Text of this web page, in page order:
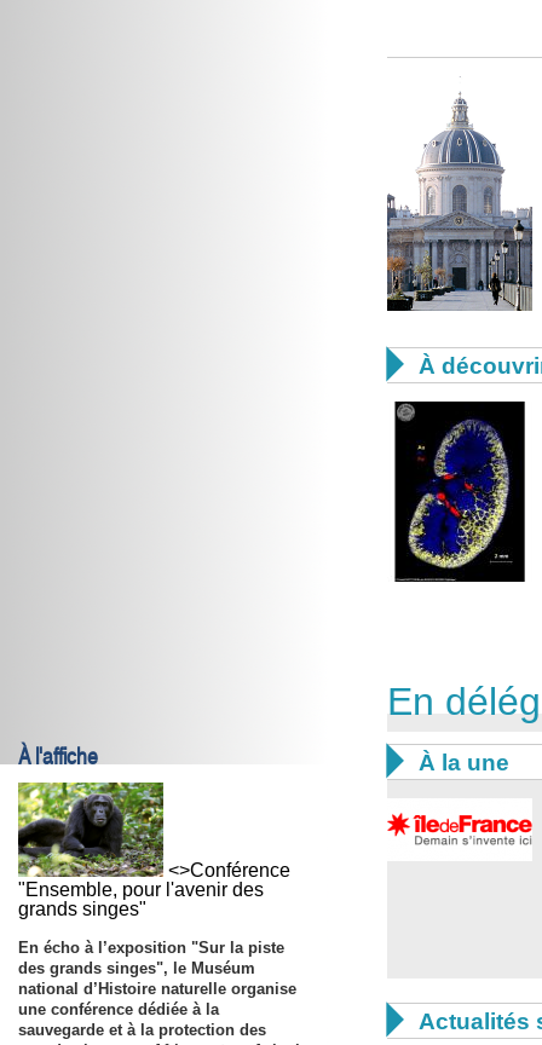
 À
À l'affiche
<>Conférence
"Ensemble, pour l'avenir des
grands singes"
En écho à l’exposition "Sur la piste
des grands singes", le Muséum
national d’Histoire naturelle organise
une conférence dédiée à la
sauvegarde et à la protection des
En
 À la une
 Actualités